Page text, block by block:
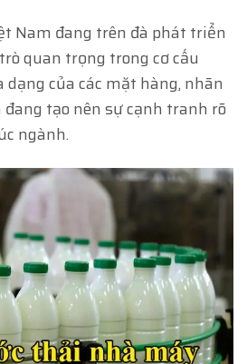
Nam đang trên đà phát triển
quan trọng trong cơ cấu
dạng của các mặt hàng, nhãn
tạo nên sự cạnh tranh rõ
ngành.